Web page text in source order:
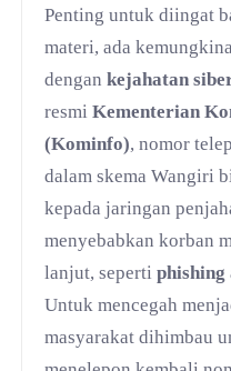
Penting untuk diingat
materi, ada
dengankejahatan
resmiKementerian
(Kominfo), nomor
dalam skema Wangiri
kepada jaringan
menyebabkan korban
lanjut, sepertiphishing
Untuk mencegah
masyarakat dihimbau